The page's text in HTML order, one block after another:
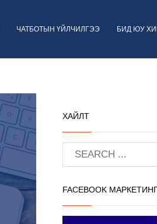
ЧАТБОТЫН ҮЙЛЧИЛГЭЭ БИД ЮУ
ХАЙЛТ
FACEBOOK